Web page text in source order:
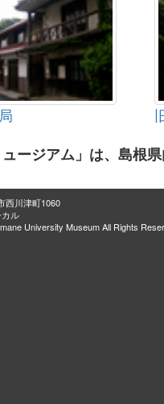
ュージアム」は、島根
西川津町1060
ル
University Museum All Rights